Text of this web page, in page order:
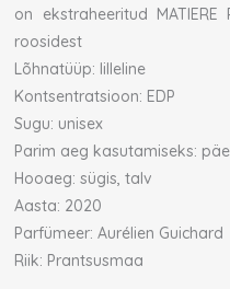
on ekstraheeritud MATIERE
roosidest
Lõhnatüüp: lilleline
Kontsentratsioon: EDP
Sugu: unisex
Parim aeg kasutamiseks:
Hooaeg: sügis, talv
Aasta: 2020
Parfümeer: Aurélien Guichard
Riik: Prantsusmaa